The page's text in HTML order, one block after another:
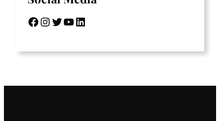
Facebook InstagramTwitter YouTube LinkedIn